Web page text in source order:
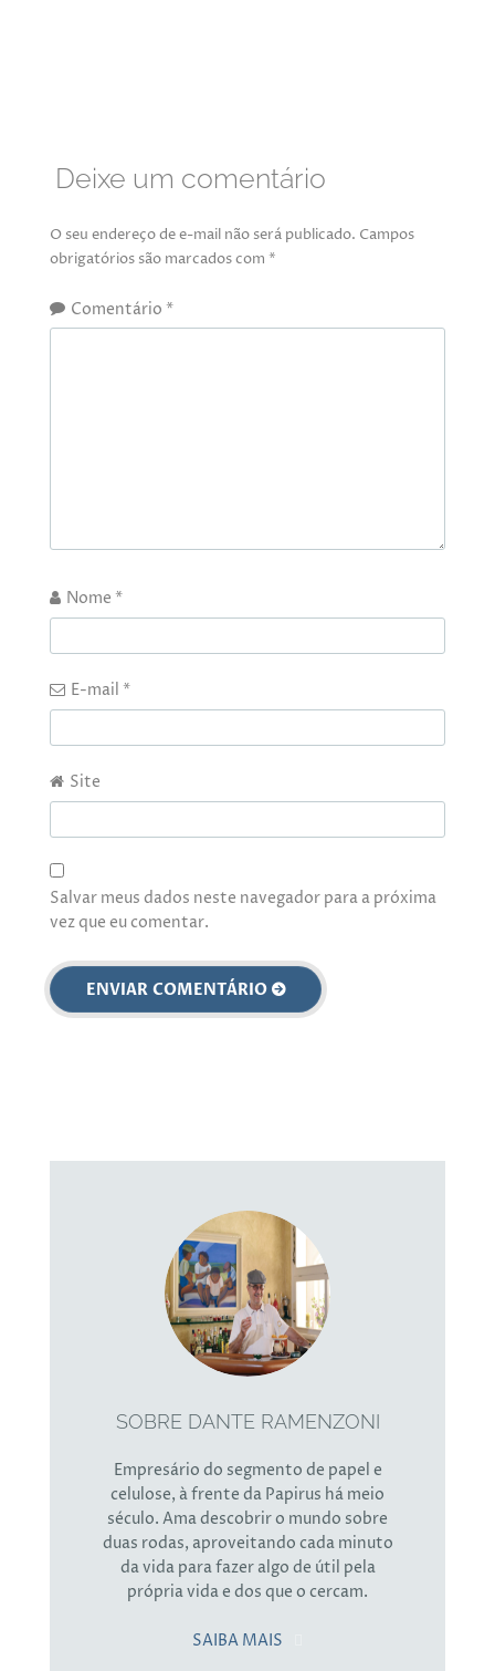
Deixe um comentário
O seu endereço de e-mail não será publicado. Campos
obrigatórios são marcados com *
Comentário *
Nome *
E-mail *
Site
Salvar meus dados neste navegador para a próxima
vez que eu comentar.
SOBRE DANTE RAMENZONI
Empresário do segmento de papel e
celulose, à frente da Papirus há meio
século. Ama descobrir o mundo sobre
duas rodas, aproveitando cada minuto
da vida para fazer algo de útil pela
própria vida e dos que o cercam.
SAIBA MAIS